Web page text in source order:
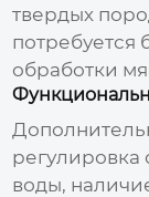
твердых
потребуется
обработки
регулировка
воды,